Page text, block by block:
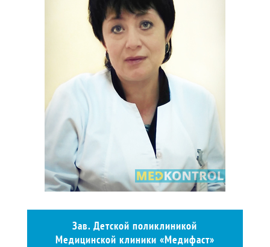
Зав. Детской поликлиникой
Медицинской клиники «Медифаст»